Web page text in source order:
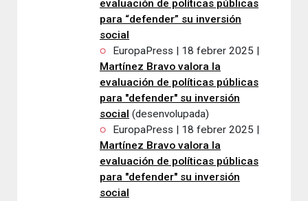
evaluación de políticas públicas
para “defender” su inversión
social
EuropaPress | 18 febrer 2025 |
Martínez Bravo valora la
evaluación de políticas públicas
para "defender" su inversión
social (desenvolupada)
EuropaPress | 18 febrer 2025 |
Martínez Bravo valora la
evaluación de políticas públicas
para "defender" su inversión
social